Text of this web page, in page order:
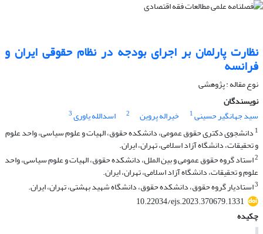
نظارت پارلمان بر اجرای بودجه در نظام حقوقی ایران و
فرانسه
نوع مقاله : پژوهشی
نویسندگان
سید جهانگیر حسینی1 خیراله پروین 2 اسدالله یاوری3
1 دانشجوی دکتری حقوق عمومی، دانشکده حقوق، الهیات و علوم سیاسی، واحد علوم
و تحقیقات، دانشگاه آزاد اسلامی، تهران، ایران.
2استاد گروه حقوق عمومی و بین الملل، دانشکده حقوق، الهیات و علوم سیاسی، واحد
علوم و تحقیقات، دانشگاه آزاد اسلامی، تهران، ایران.
3استادیار گروه حقوق، دانشکده حقوق، دانشگاه شهید بهشتی، تهران، ایران.
10.22034/ejs.2023.370679.1331
چکیده